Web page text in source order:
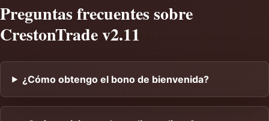
Preguntas frecuentes sobre
CrestonTrade v2.11
¿Cómo obtengo el bono de bienvenida?